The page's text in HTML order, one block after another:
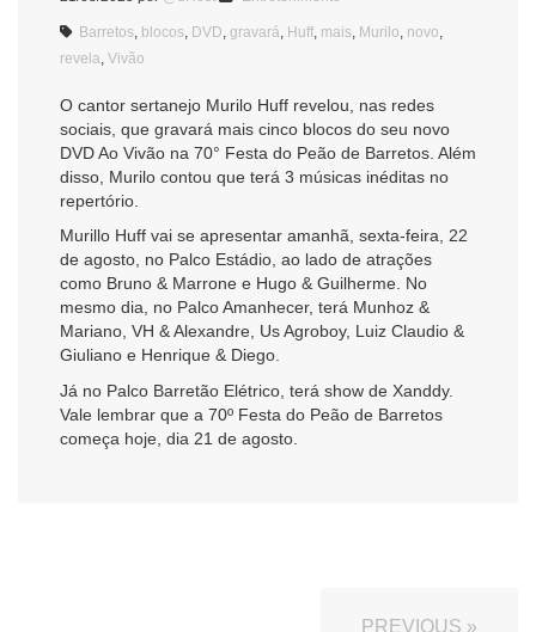
Barretos blocos DVD gravará Huff mais Murilo novo
revela Vivão
O cantor sertanejo Murilo Huff revelou, nas redes
sociais, que gravará mais cinco blocos do seu novo
DVD Ao Vivão na 70° Festa do Peão de Barretos. Além
disso, Murilo contou que terá 3 músicas inéditas no
repertório.
Murillo Huff vai se apresentar amanhã, sexta-feira, 22
de agosto, no Palco Estádio, ao lado de atrações
como Bruno & Marrone e Hugo & Guilherme. No
mesmo dia, no Palco Amanhecer, terá Munhoz &
Mariano, VH & Alexandre, Us Agroboy, Luiz Claudio &
Giuliano e Henrique & Diego.
Já no Palco Barretão Elétrico, terá show de Xanddy.
Vale lembrar que a 70º Festa do Peão de Barretos
começa hoje, dia 21 de agosto.
PREVIOUS »